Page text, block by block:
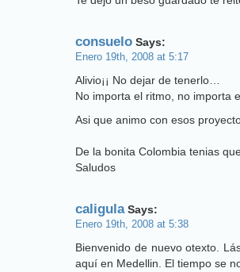
consuelo Says:
Enero 19th, 2008 at 5:17
Alivio¡¡ No dejar de tenerlo…
No importa el ritmo, no importa
Asi que animo con esos
De la bonita Colombia tenias
Saludos
caligulaSays:
Enero 19th, 2008 at 5:38
Bienvenido de nuevo otexto.
aquí en Medellin. El tiempo se